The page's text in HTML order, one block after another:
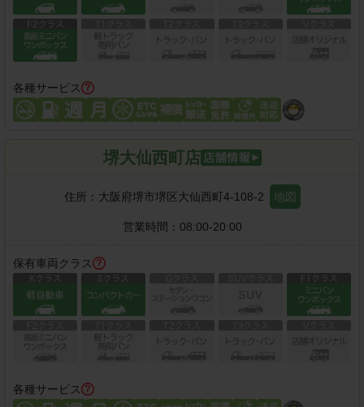
各種サービス
堺大仙西町店
住所： 大阪府堺市堺区大仙西町4-108-2 地図
営業時間： 08:00-20:00
保有車両クラス
各種サービス